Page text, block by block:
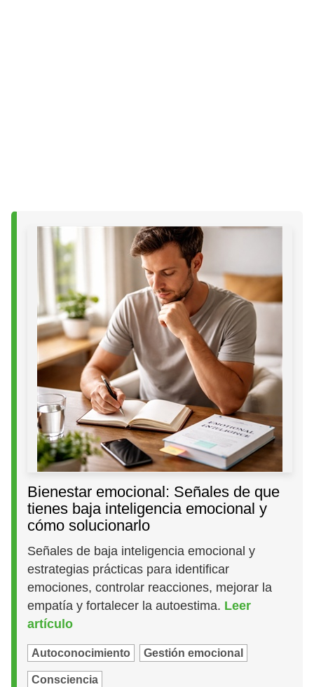
Bienestar emocional: Señales de que
tienes baja inteligencia emocional y
cómo solucionarlo
Señales de baja inteligencia emocional y
estrategias prácticas para identificar
emociones, controlar reacciones, mejorar la
empatía y fortalecer la autoestima. Leer
artículo
Autoconocimiento Gestión emocional
Consciencia